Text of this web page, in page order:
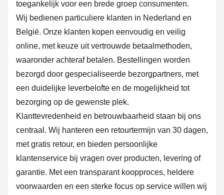
toegankelijk voor een brede groep consumenten.
Wij bedienen particuliere klanten in Nederland en
België. Onze klanten kopen eenvoudig en veilig
online, met keuze uit vertrouwde betaalmethoden,
waaronder achteraf betalen. Bestellingen worden
bezorgd door gespecialiseerde bezorgpartners, met
een duidelijke leverbelofte en de mogelijkheid tot
bezorging op de gewenste plek.
Klanttevredenheid en betrouwbaarheid staan bij ons
centraal. Wij hanteren een retourtermijn van 30 dagen,
met gratis retour, en bieden persoonlijke
klantenservice bij vragen over producten, levering of
garantie. Met een transparant koopproces, heldere
voorwaarden en een sterke focus op service willen wij